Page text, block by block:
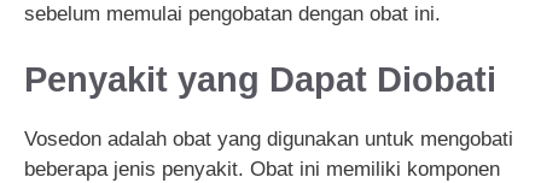
sebelum memulai pengobatan dengan obat ini.
Penyakit yang Dapat Diobati
Vosedon adalah obat yang digunakan untuk mengobati
beberapa jenis penyakit. Obat ini memiliki komponen